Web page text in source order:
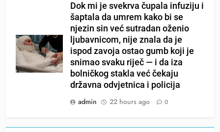
Dok mi je svekrva čupala infuziju i
šaptala da umrem kako bi se
njezin sin već sutradan oženio
ljubavnicom, nije znala da je
ispod zavoja ostao gumb koji je
snimao svaku riječ — i da iza
bolničkog stakla već čekaju
državna odvjetnica i policija
admin
22 hours ago 0